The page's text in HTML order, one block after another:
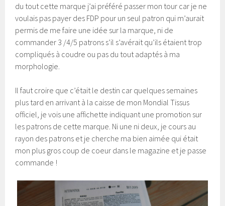
du tout cette marque j’ai préféré passer mon tour car je ne
voulais pas payer des FDP pour un seul patron qui m’aurait
permis de me faire une idée sur la marque, ni de
commander 3 /4/5 patrons s’il s’avérait qu’ils étaient trop
compliqués à coudre ou pas du tout adaptés à ma
morphologie.
Il faut croire que c’était le destin car quelques semaines
plus tard en arrivant à la caisse de mon Mondial Tissus
officiel, je vois une affichette indiquant une promotion sur
les patrons de cette marque. Ni une ni deux, je cours au
rayon des patrons et je cherche ma bien aimée qui était
mon plus gros coup de coeur dans le magazine et je passe
commande !